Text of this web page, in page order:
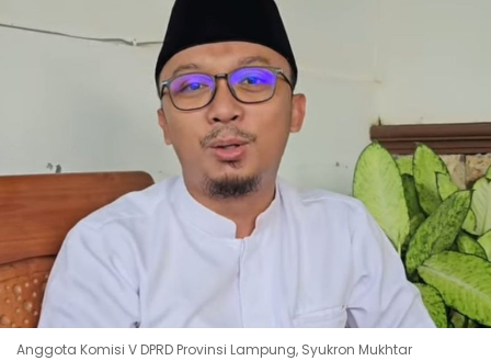
Anggota Komisi V DPRD Provinsi Lampung, Syukron Mukhtar